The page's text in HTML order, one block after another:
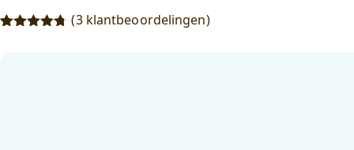
(3klantbeoordelingen)